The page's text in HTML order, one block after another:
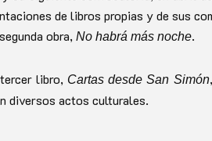
de libros propias y de sus
obra, No habrá más noche.
libro, Cartas desde San Simón
diversos actos culturales.